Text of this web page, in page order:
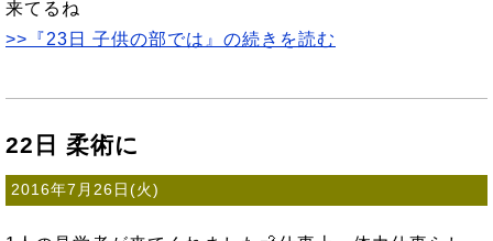
来てるね
>>『23日 子供の部では』の続きを読む
22日 柔術に
2016年7月26日(火)